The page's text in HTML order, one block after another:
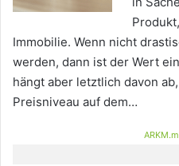
Immobilie. Wenn nicht
werden, dann ist der Wert
hängt aber letztlich davon
Preisniveau auf dem…